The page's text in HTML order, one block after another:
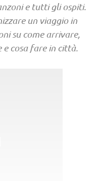
e tutti gli ospiti.
un viaggio in
su come arrivare,
e cosa fare in città.